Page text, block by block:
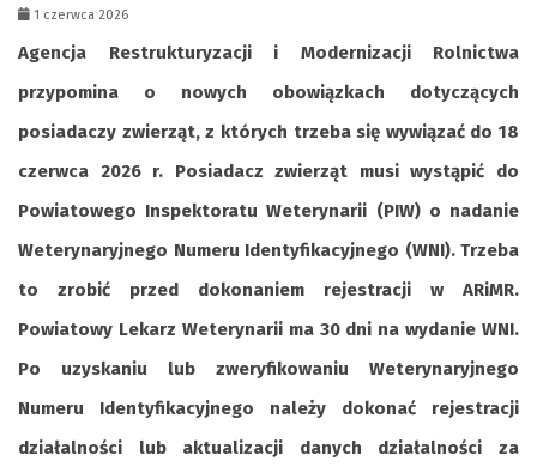
1 czerwca 2026
Agencja Restrukturyzacji i Modernizacji Rolnictwa
przypomina o nowych obowiązkach dotyczących
posiadaczy zwierząt, z których trzeba się wywiązać do 18
czerwca 2026 r. Posiadacz zwierząt musi wystąpić do
Powiatowego Inspektoratu Weterynarii (PIW) o nadanie
Weterynaryjnego Numeru Identyfikacyjnego (WNI). Trzeba
to zrobić przed dokonaniem rejestracji w ARiMR.
Powiatowy Lekarz Weterynarii ma 30 dni na wydanie WNI.
Po uzyskaniu lub zweryfikowaniu Weterynaryjnego
Numeru Identyfikacyjnego należy dokonać rejestracji
działalności lub aktualizacji danych działalności za